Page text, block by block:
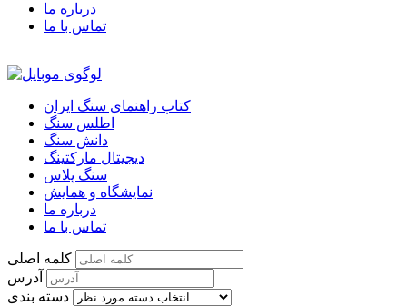
درباره ما
تماس با ما
کتاب راهنمای سنگ ایران
اطلس سنگ
دانش سنگ
دیجیتال مارکتینگ
سنگ پلاس
نمایشگاه و همایش
درباره ما
تماس با ما
کلمه اصلی
آدرس
دسته بندی